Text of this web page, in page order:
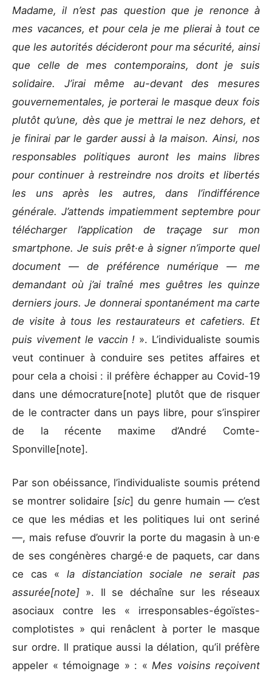
Madame, il n’est pas question que je renonce à
mes vacances, et pour cela je me plierai à tout ce
que les autorités décideront pour ma sécurité, ainsi
que celle de mes contemporains, dont je suis
solidaire. J’irai même au-devant des mesures
gouvernementales, je porterai le masque deux fois
plutôt qu’une, dès que je mettrai le nez dehors, et
je finirai par le garder aussi à la maison. Ainsi, nos
responsables politiques auront les mains libres
pour continuer à restreindre nos droits et libertés
les uns après les autres, dans l’indifférence
générale. J’attends impatiemment septembre pour
télécharger l’application de traçage sur mon
smartphone. Je suis prêt·e à signer n’importe quel
document — de préférence numérique — me
demandant où j’ai traîné mes guêtres les quinze
derniers jours. Je donnerai spontanément ma carte
de visite à tous les restaurateurs et cafetiers. Et
puis vivement le vaccin ! ». L’individualiste soumis
veut continuer à conduire ses petites affaires et
pour cela a choisi : il préfère échapper au Covid-19
dans une démocrature[note] plutôt que de risquer
de le contracter dans un pays libre, pour s’inspirer
de la récente maxime d’André Comte-
Sponville[note].
Par son obéissance, l’individualiste soumis prétend
se montrer solidaire [sic] du genre humain — c’est
ce que les médias et les politiques lui ont seriné
—, mais refuse d’ouvrir la porte du magasin à un·e
de ses congénères chargé·e de paquets, car dans
ce cas « la distanciation sociale ne serait pas
assurée[note] ». Il se déchaîne sur les réseaux
asociaux contre les « irresponsables-égoïstes-
complotistes » qui renâclent à porter le masque
sur ordre. Il pratique aussi la délation, qu’il préfère
appeler « témoignage » : « Mes voisins reçoivent